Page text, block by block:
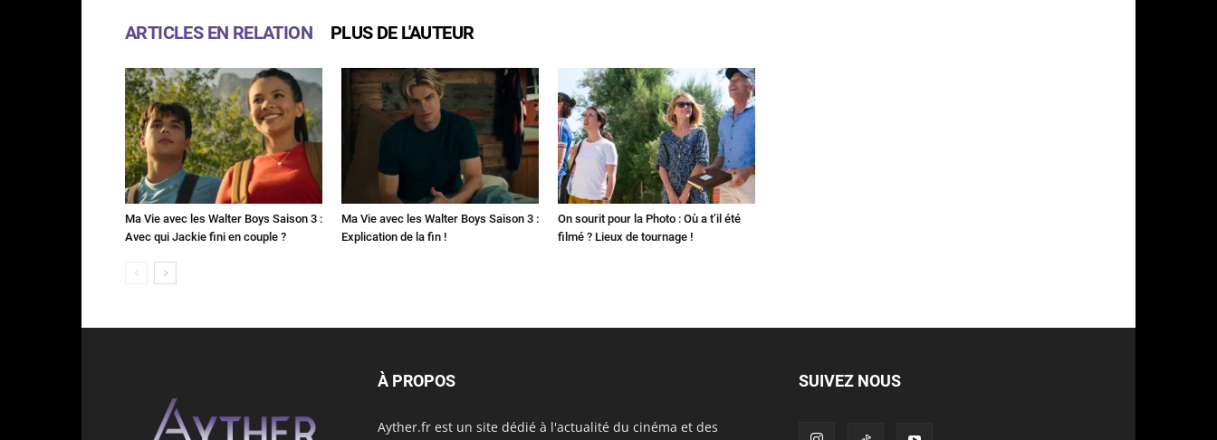
ARTICLES EN RELATION PLUS DE L'AUTEUR
Ma Vie avec les Walter Boys Saison 3 :
Avec qui Jackie fini en couple ?
Ma Vie avec les Walter Boys Saison 3 :
Explication de la fin !
On sourit pour la Photo : Où a t’il été
filmé ? Lieux de tournage !
À PROPOS
Ayther.fr est un site dédié à l'actualité du cinéma et des
SUIVEZ NOUS